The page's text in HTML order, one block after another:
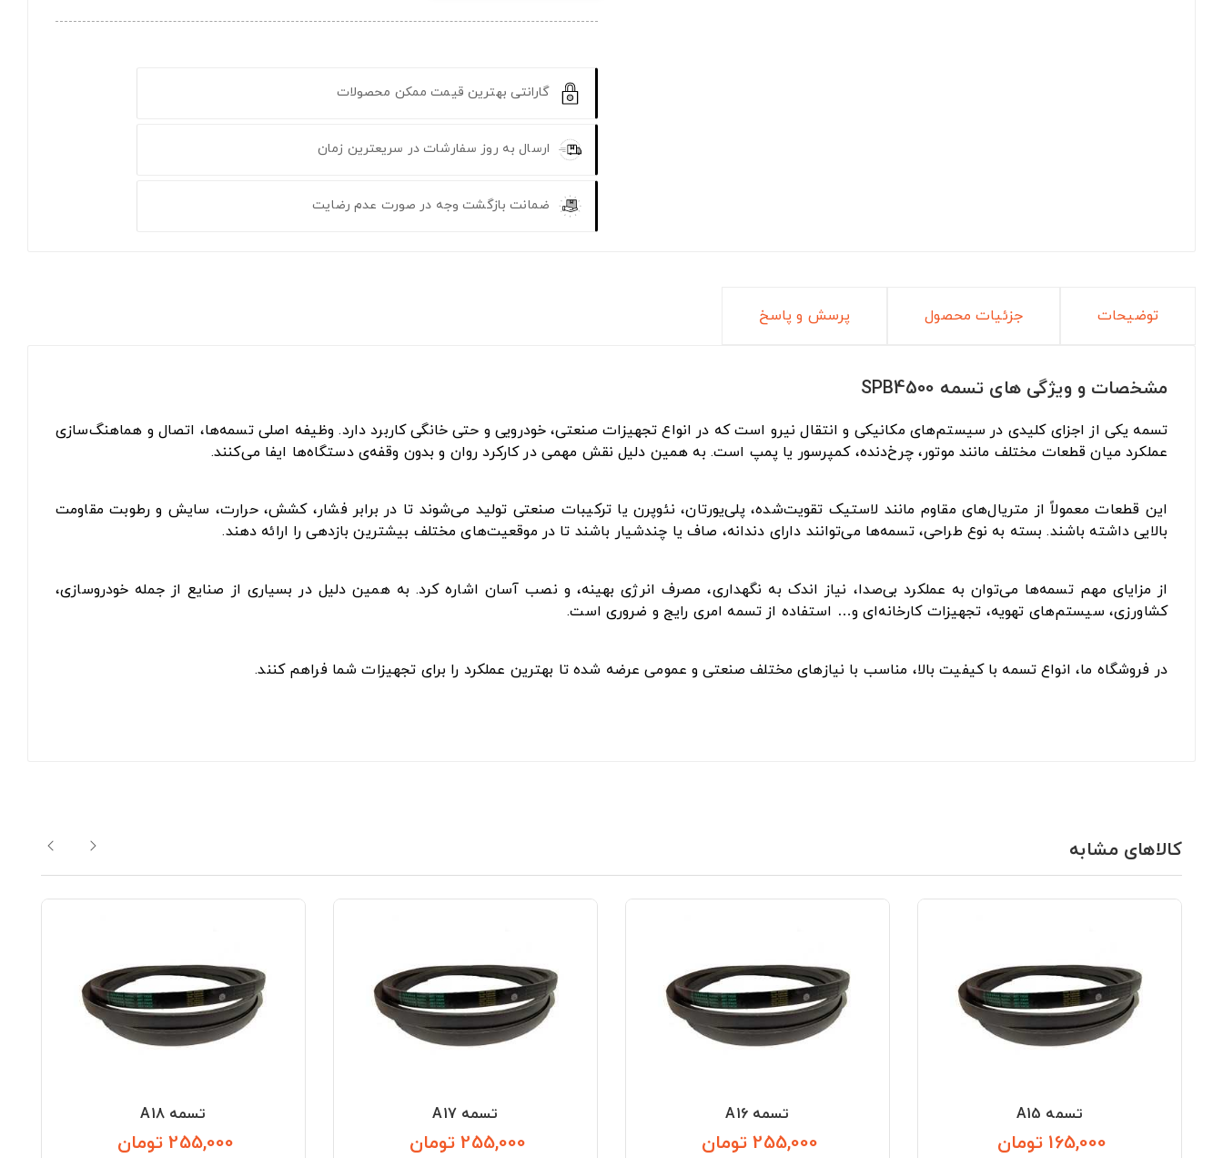
گارانتی بهترین قیمت ممکن محصولات
ارسال به روز سفارشات در سریعترین زمان
ضمانت بازگشت وجه در صورت عدم رضایت
توضیحات جزئیات محصول پرسش و پاسخ
مشخصات و ویژگی های تسمه SPB4500
تسمه یکی از اجزای کلیدی در سیستم‌های مکانیکی و انتقال نیرو است که در انواع تجهیزات صنعتی، خودرویی و حتی خانگی کاربرد دارد. وظیفه اصلی تسمه‌ها، اتصال و هماهنگ‌سازی
عملکرد میان قطعات مختلف مانند موتور، چرخ‌دنده، کمپرسور یا پمپ است. به همین دلیل نقش مهمی در کارکرد روان و بدون وقفه‌ی دستگاه‌ها ایفا می‌کنند.
این قطعات معمولاً از متریال‌های مقاوم مانند لاستیک تقویت‌شده، پلی‌یورتان، نئوپرن یا ترکیبات صنعتی تولید می‌شوند تا در برابر فشار، کشش، حرارت، سایش و رطوبت مقاومت
بالایی داشته باشند. بسته به نوع طراحی، تسمه‌ها می‌توانند دارای دندانه، صاف یا چندشیار باشند تا در موقعیت‌های مختلف بیشترین بازدهی را ارائه دهند.
از مزایای مهم تسمه‌ها می‌توان به عملکرد بی‌صدا، نیاز اندک به نگهداری، مصرف انرژی بهینه، و نصب آسان اشاره کرد. به همین دلیل در بسیاری از صنایع از جمله خودروسازی،
کشاورزی، سیستم‌های تهویه، تجهیزات کارخانه‌ای و… استفاده از تسمه امری رایج و ضروری است.
در فروشگاه ما، انواع تسمه با کیفیت بالا، مناسب با نیازهای مختلف صنعتی و عمومی عرضه شده تا بهترین عملکرد را برای تجهیزات شما فراهم کنند.
کالاهای مشابه
تسمه A15
165,000 تومان
تسمه A16
255,000 تومان
تسمه A17
255,000 تومان
تسمه A18
255,000 تومان